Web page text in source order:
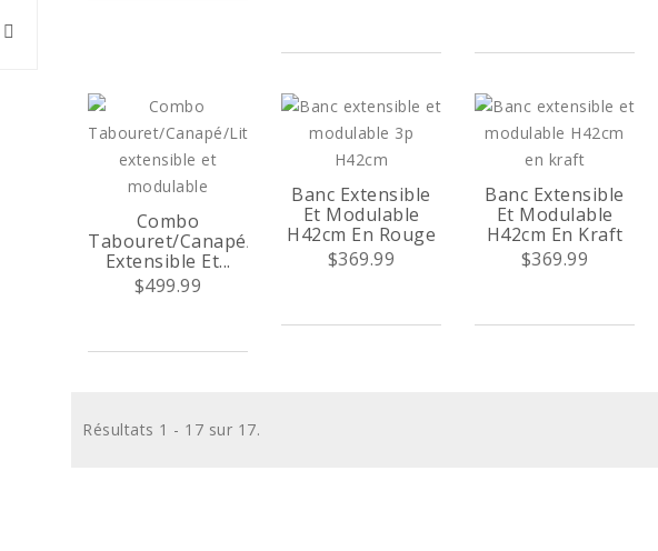
Combo
Tabouret/Canapé/Lit
Extensible Et...
$499.99
Banc Extensible
Et Modulable
H42cm En Rouge
$369.99
Banc Extensible
Et Modulable
H42cm En Kraft
$369.99
Résultats 1 - 17 sur 17.